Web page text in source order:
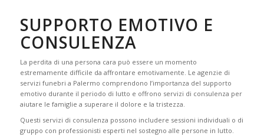
SUPPORTO EMOTIVO E
CONSULENZA
La perdita di una persona cara può essere un momento
estremamente difficile da affrontare emotivamente. Le agenzie di
servizi funebri a Palermo comprendono l’importanza del supporto
emotivo durante il periodo di lutto e offrono servizi di consulenza per
aiutare le famiglie a superare il dolore e la tristezza.
Questi servizi di consulenza possono includere sessioni individuali o di
gruppo con professionisti esperti nel sostegno alle persone in lutto.